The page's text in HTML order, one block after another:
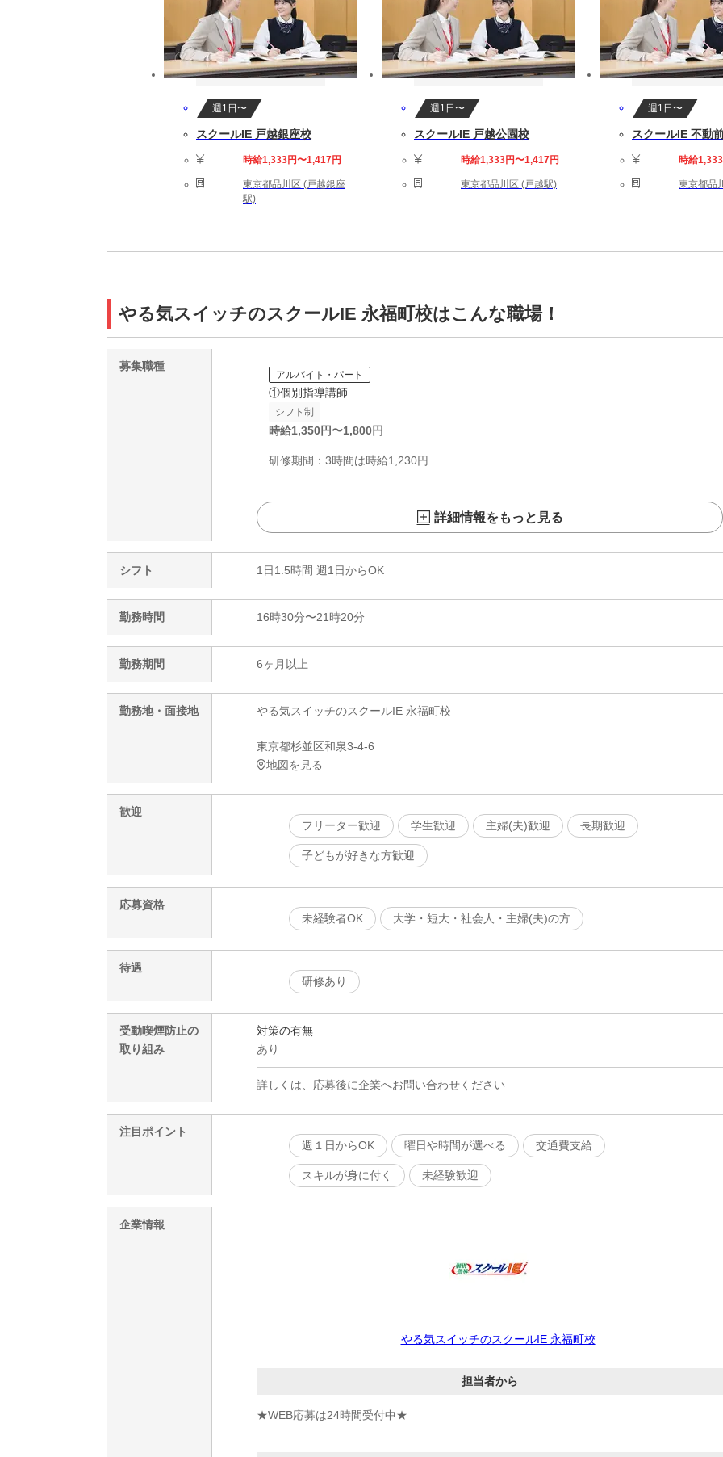
週1日〜
スクールIE 戸越銀座校
時給1,333円〜1,417円
東京都品川区 (戸越銀座
駅)
週1日〜
スクールIE 戸越公園校
時給1,333円〜1,417円
東京都品川区 (戸越駅)
週1日〜
スクールIE 不動
時給
東京都品
やる気スイッチのスクールIE 永福町校はこんな職場！
募集職種
アルバイト・パート
①個別指導講師
シフト制
時給1,350円〜1,800円
研修期間：3時間は時給1,230円
詳細情報をもっと見る
シフト 1日1.5時間 週1日からOK
勤務時間 16時30分〜21時20分
勤務期間 6ヶ月以上
勤務地・面接地 やる気スイッチのスクールIE 永福町校
東京都杉並区和泉3-4-6
地図を見る
歓迎
フリーター歓迎
学生歓迎 主婦(夫)歓迎 長期歓迎
子どもが好きな方歓迎
応募資格
未経験者OK
大学・短大・社会人・主婦(夫)の方
待遇
研修あり
受動喫煙防止の
取り組み
対策の有無
あり
詳しくは、応募後に企業へお問い合わせください
注目ポイント
週１日からOK
曜日や時間が選べる 交通費支給
スキルが身に付く 未経験歓迎
企業情報
やる気スイッチのスクールIE 永福町校
担当者から
★WEB応募は24時間受付中★